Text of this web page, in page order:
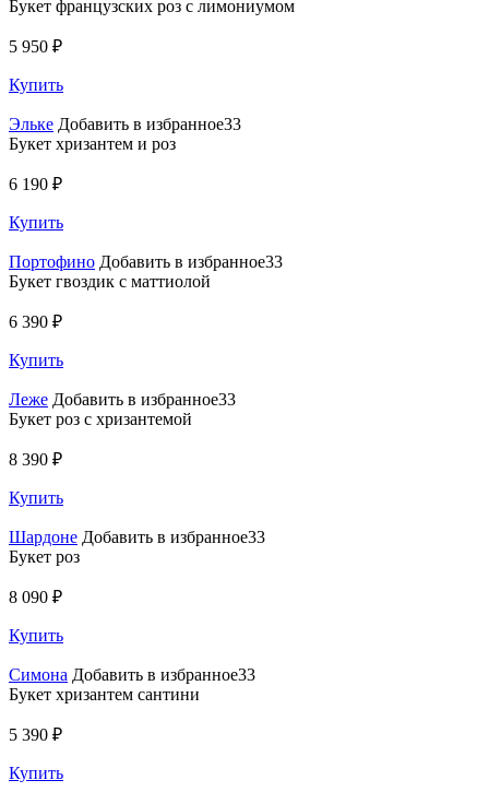
Букет французских роз с лимониумом
5 950 ₽
Купить
Эльке Добавить в избранное33
Букет хризантем и роз
6 190 ₽
Купить
Портофино Добавить в избранное33
Букет гвоздик с маттиолой
6 390 ₽
Купить
Леже Добавить в избранное33
Букет роз с хризантемой
8 390 ₽
Купить
Шардоне Добавить в избранное33
Букет роз
8 090 ₽
Купить
Симона Добавить в избранное33
Букет хризантем сантини
5 390 ₽
Купить